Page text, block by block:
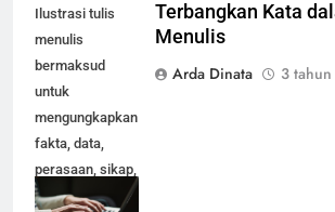
Ilustrasi tulis
menulis
bermaksud
untuk
mengungkapkan
fakta, data,
perasaan, sikap,
isi hati dan
Terbangkan Kata
Menulis
Arda Dinata
3